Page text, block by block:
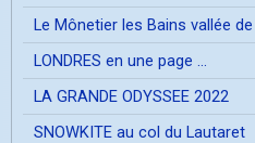
Le Mônetier les Bains vallée
LONDRES en une page ...
LA GRANDE ODYSSEE 2022
SNOWKITE au col du Lautaret